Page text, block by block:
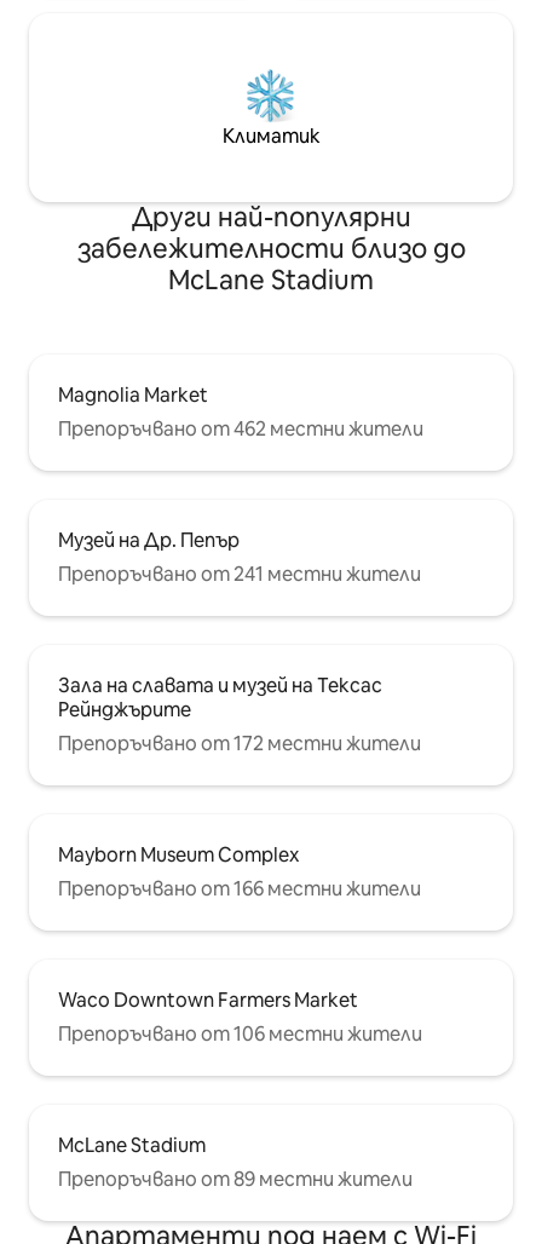
Климатик
Други най-популярни
забележителности близо до
McLane Stadium
Magnolia Market
Препоръчвано от 462 местни жители
Музей на Др. Пепър
Препоръчвано от 241 местни жители
Зала на славата и музей на Тексас
Рейнджърите
Препоръчвано от 172 местни жители
Mayborn Museum Complex
Препоръчвано от 166 местни жители
Waco Downtown Farmers Market
Препоръчвано от 106 местни жители
McLane Stadium
Препоръчвано от 89 местни жители
Апартаменти под наем с Wi-Fi